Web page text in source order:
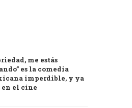
me estás
es la comedia
imperdible, y ya
en el cine